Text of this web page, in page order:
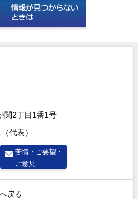
関2丁目1番1号
（代表）
苦情・ご要望・
ご意見
戻る